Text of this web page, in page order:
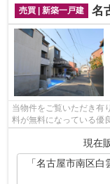
売買 | 新築一戸建 名古
当物件をご覧いただき有
料が無料になっている優
せて頂きますのでお気軽
現在
「名古屋市南区